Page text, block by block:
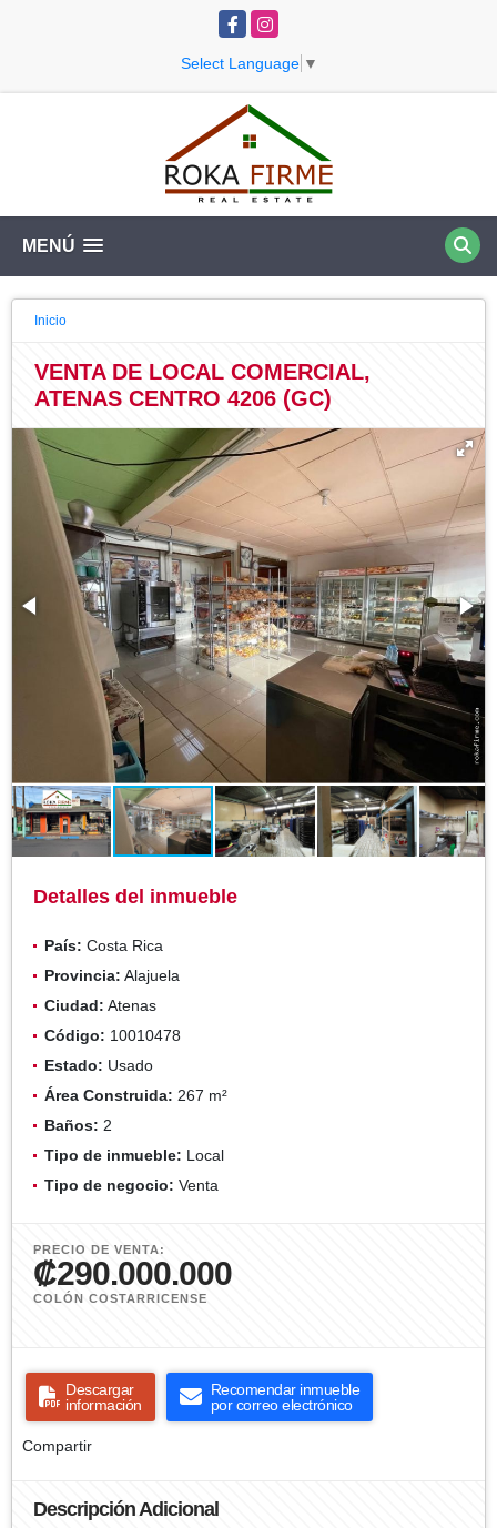
FacebookInstagram
Select Language ▼
MENÚ
Inicio
VENTA DE LOCAL COMERCIAL,
ATENAS CENTRO 4206 (GC)
Detalles del inmueble
País: Costa Rica
Provincia: Alajuela
Ciudad: Atenas
Código: 10010478
Estado: Usado
Área Construida: 267 m²
Baños: 2
Tipo de inmueble: Local
Tipo de negocio: Venta
PRECIO DE VENTA:
₡290.000.000
COLÓN COSTARRICENSE
Descargar
información
Recomendar inmueble
por correo electrónico
Compartir
Descripción Adicional